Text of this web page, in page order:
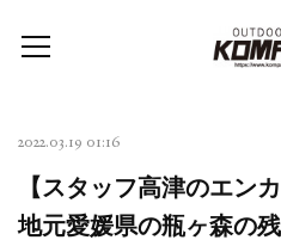
2022.03.19 01:16
【スタッフ高津のエン
地元愛媛県の瓶ヶ森の